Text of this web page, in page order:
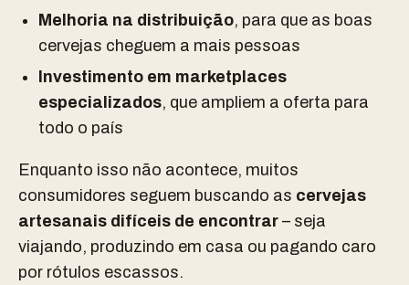
Melhoria na distribuição, para que as boas
cervejas cheguem a mais pessoas
Investimento em marketplaces
especializados, que ampliem a oferta para
todo o país
Enquanto isso não acontece, muitos
consumidores seguem buscando as cervejas
artesanais difíceis de encontrar – seja
viajando, produzindo em casa ou pagando caro
por rótulos escassos.